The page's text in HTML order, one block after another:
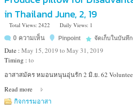
in Thailand June, 2, 19
Total Views: 2422
Daily Views: 1
0 ความเห็น
Pinpoint จัดเก็บในบันทึ
Date : May 15, 2019 to May 31, 2019
Timing : to
Location
มูลนิธิ
อาสา
อาสาสมัคร หมอนหนุนอุ่นรัก 2 มิ.ย. 62
Read more
กิจกรรมอาสา